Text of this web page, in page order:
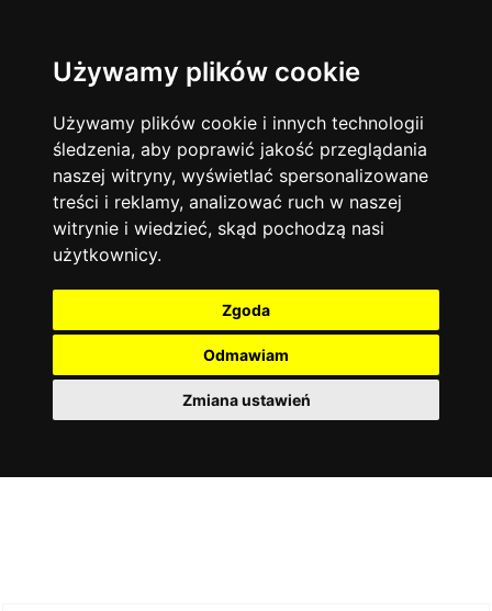
Używamy plików cookie
Używamy plików cookie i innych technologii
śledzenia, aby poprawić jakość przeglądania
naszej witryny, wyświetlać spersonalizowane
treści i reklamy, analizować ruch w naszej
witrynie i wiedzieć, skąd pochodzą nasi
użytkownicy.
Zgoda
Odmawiam
Zmiana ustawień
Język angielski 13744
Matematyka 12928
Chemia 4886
Język niemiecki 4307
Język polski 3426
Fizyka
Język francuski
Warszawa
Korepetycje
Online
14836
Kraków 7753
Wrocław
Łódź 3512
Gdańsk 2075
zakres dni
Wtorek
Środa
Czwartek
Piątek
Sobota
Niedziela
więcej filtrów Filtruj